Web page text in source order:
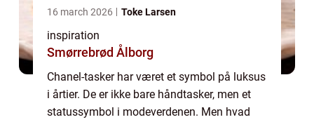
16 march 2026 Toke Larsen
inspiration
Smørrebrød Ålborg
Chanel-tasker har været et symbol på luksus
i årtier. De er ikke bare håndtasker, men et
statussymbol i modeverdenen. Men hvad